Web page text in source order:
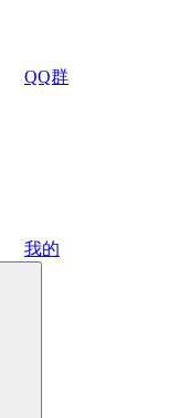
QQ群
我的